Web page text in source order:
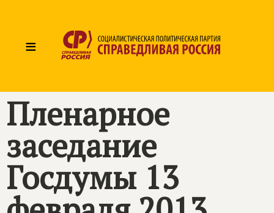
≡
Пленарное
заседание
Госдумы 13